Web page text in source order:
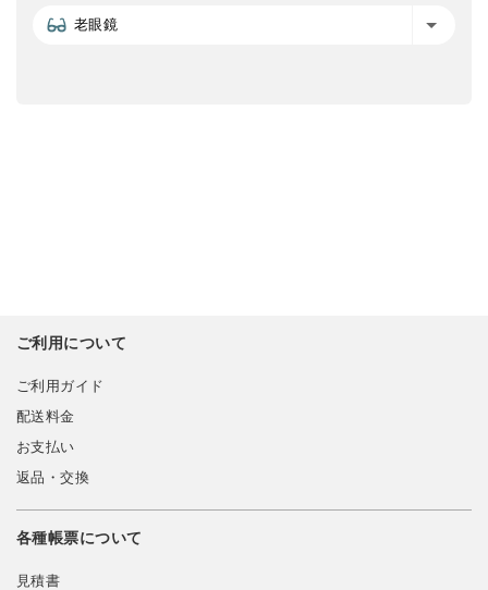
老眼鏡
ご利用について
ご利用ガイド
配送料金
お支払い
返品・交換
各種帳票について
見積書